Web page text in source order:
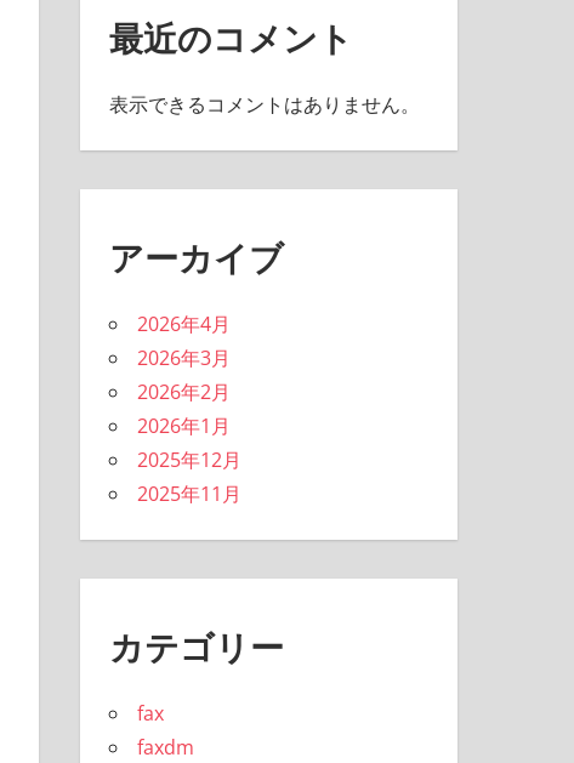
最近のコメント
表示できるコメントはありません。
アーカイブ
2026年4月
2026年3月
2026年2月
2026年1月
2025年12月
2025年11月
カテゴリー
fax
faxdm